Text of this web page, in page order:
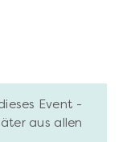
Event -
aus allen